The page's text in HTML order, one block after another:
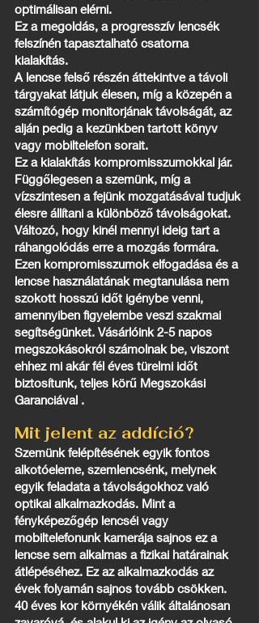
optimálisan elérni.
Ez a megoldás, a progresszív lencsék
felszínén tapasztalható csatorna
kialakítás.
A lencse felső részén áttekintve a távoli
tárgyakat látjuk élesen, míg a közepén a
számítógép monitorjának távolságát, az
alján pedig a kezünkben tartott könyv
vagy mobiltelefon sorait.
Ez a kialakítás kompromisszumokkal jár.
Függőlegesen a szemünk, míg a
vízszintesen a fejünk mozgatásával tudjuk
élesre állítani a különböző távolságokat.
Változó, hogy kinél mennyi ideig tart a
ráhangolódás erre a mozgás formára.
Ezen kompromisszumok elfogadása és a
lencse használatának megtanulása nem
szokott hosszú időt igénybe venni,
amennyiben figyelembe veszi szakmai
segítségünket. Vásárlóink 2-5 napos
megszokásokról számolnak be, viszont
ehhez mi akár fél éves türelmi időt
biztosítunk, teljes körű Megszokási
Garanciával .
Mit jelent az addíció?
Szemünk felépítésének egyik fontos
alkotóeleme, szemlencsénk, melynek
egyik feladata a távolságokhoz való
optikai alkalmazkodás. Mint a
fényképezőgép lencséi vagy
mobiltelefonunk kamerája sajnos ez a
lencse sem alkalmas a fizikai határainak
átlépéséhez. Ez az alkalmazkodás az
évek folyamán sajnos tovább csökken.
40 éves kor környékén válik általánosan